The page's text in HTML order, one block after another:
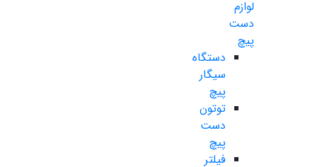
لوازم
دست
پیچ
دستگاه
سیگار
پیچ
توتون
دست
پیچ
فیلتر